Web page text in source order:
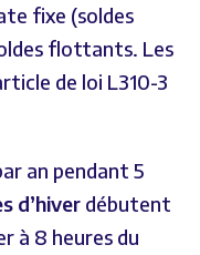
fixe (soldes
flottants. Les
de loi L310-3
an pendant 5
d’hiver débutent
à 8 heures du